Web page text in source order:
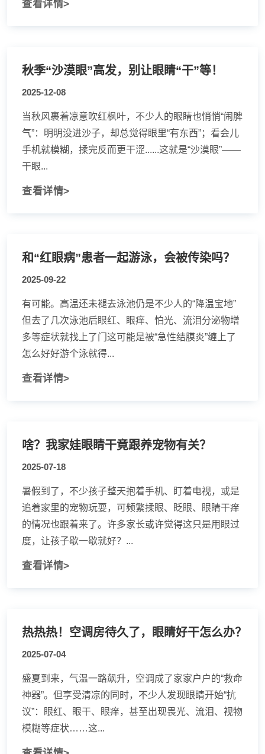
查看详情>
秋季“沙漠眼”高发，别让眼睛“干”等！
2025-12-08
当秋风裹着凉意吹红枫叶，不少人的眼睛也悄悄“闹脾
气”：明明没进沙子，却总觉得眼里“有东西”；看会儿
手机就模糊，揉完反而更干涩......这就是“沙漠眼”——
干眼...
查看详情>
和“红眼病”患者一起游泳，会被传染吗？
2025-09-22
有可能。高温还未褪去泳池仍是不少人的“降温宝地”
但去了几次泳池后眼红、眼痒、怕光、流泪分泌物增
多等症状就找上了门这可能是被“急性结膜炎”缠上了
怎么好好游个泳就得...
查看详情>
啥？我家娃眼睛干竟跟养宠物有关？
2025-07-18
暑假到了，不少孩子整天抱着手机、盯着电视，或是
追着家里的宠物玩耍，可频繁揉眼、眨眼、眼睛干痒
的情况也跟着来了。许多家长或许觉得这只是用眼过
度，让孩子歇一歇就好？...
查看详情>
热热热！空调房待久了，眼睛好干怎么办？
2025-07-04
盛夏到来，气温一路飙升，空调成了家家户户的“救命
神器”。但享受清凉的同时，不少人发现眼睛开始“抗
议”：眼红、眼干、眼痒，甚至出现畏光、流泪、视物
模糊等症状……这...